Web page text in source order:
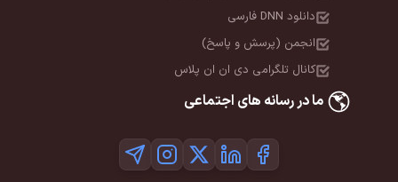
دانلود DNN فارسی
انجمن (پرسش و پاسخ)
کانال تلگرامی دی ان ان پلاس
ما در رسانه های اجتماعی